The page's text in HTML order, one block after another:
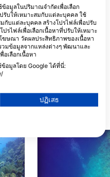
marsa alam happy
hotel _Kilo 32
Marsa Alam, อียิปต์
ORCA Dive Club
อียิปต์
คียง
อมูลในปริมาณจำกัดเพื่อเลือก
บให้เหมาะสมกับแต่ละบุคคล ใช้
กับแต่ละบุคคล สร้างโปรไฟล์เพื่อปรับ
รไฟล์เพื่อเลือกเนื้อหาที่ปรับให้เหมาะ
ษณา วัดผลประสิทธิภาพของเนื้อหา
มข้อมูลจากแหล่งต่างๆ พัฒนาและ
เลือกเนื้อหา
อมูลโดย Google ได้ที่นี่:
ผลกับเว็บไซต์/แอปนี้เท่านั้น
ปนี้:
on a device
ปฏิเสธ